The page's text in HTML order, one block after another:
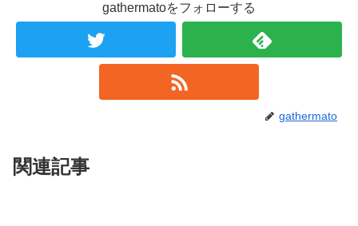
gathermatoをフォローする
gathermato
関連記事